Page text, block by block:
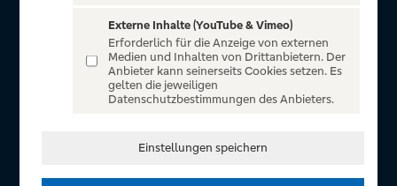
für alle Kunden der Volksbanken Raiffeisenbanken. Auf
unserem einzigartigen Portal finden Sie Tickets für
atemberaubende Konzerte, Musicals und Shows, die
Fußball-Bundesliga sowie die Champions League und die
In Zusammenarbeit mit
Externe Inhalte (YouTube & Vimeo)
Erforderlich für die Anzeige von externen
Medien und Inhalten von Drittanbietern. Der
Anbieter kann seinerseits Cookies setzen. Es
gelten die jeweiligen
Datenschutzbestimmungen des Anbieters.
Einstellungen speichern